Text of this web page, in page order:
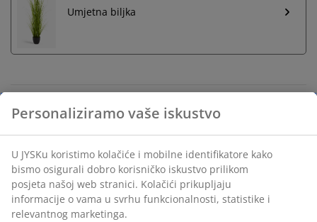
Umjetna biljka
Neograničen povrat
Bez vremenskog ograničenja - vratite u bilo koju JYSK
trgovinu
Jamstvo cijene
Jamstvo cijene unutar 30 dana za sve proizvode
Fleksibilne opcije dostave
Brza i jednostavna dostava po vašem izboru
Personaliziramo vaše iskustvo
U JYSKu koristimo kolačiće i mobilne identifikatore kako
bismo osigurali dobro korisničko iskustvo prilikom
posjeta našoj web stranici. Kolačići prikupljaju
informacije o vama u svrhu funkcionalnosti, statistike i
relevantnog marketinga.